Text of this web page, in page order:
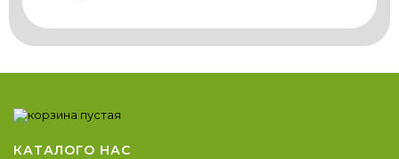
КАТАЛОГО НАС